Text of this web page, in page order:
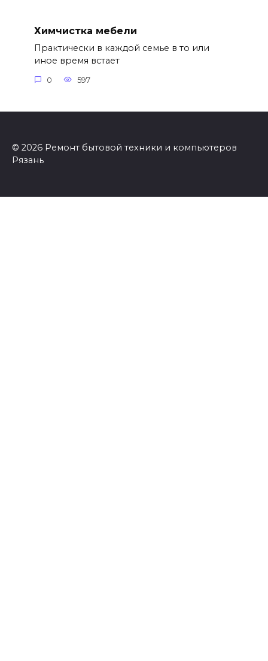
Химчистка мебели
Практически в каждой семье в то или
иное время встает
0 597
© 2026 Ремонт бытовой техники и компьютеров
Рязань